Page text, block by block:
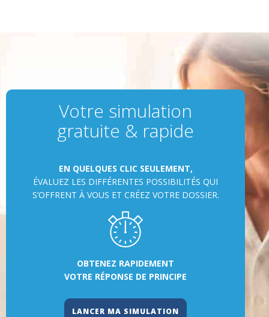
Votre simulation
gratuite & rapide
EN QUELQUES CLIC SEULEMENT,
ÉVALUEZ LES DIFFÉRENTES POSSIBILITÉS QUI
S’OFFRENT À VOUS ET CRÉEZ VOTRE DOSSIER.
OBTENEZ RAPIDEMENT
VOTRE RÉPONSE DE PRINCIPE
LANCER MA SIMULATION